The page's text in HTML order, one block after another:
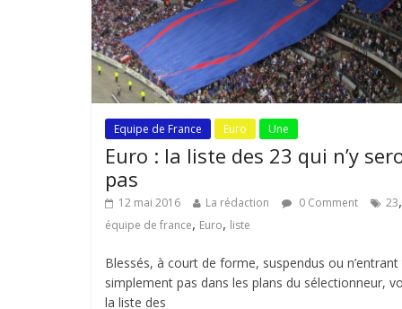
Equipe de France Euro Une
Euro : la liste des 23 qui n’y
pas
12 mai 2016 La rédaction 0 Comment 23,
équipe de france, Euro, liste
Blessés, à court de forme, suspendus ou
simplement pas dans les plans du sélectionneur,
la liste des